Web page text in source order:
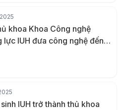
khoa Khoa Công nghệ
lực IUH đưa công nghệ đến
với người khuyết tật bằng
IUH trở thành thủ khoa